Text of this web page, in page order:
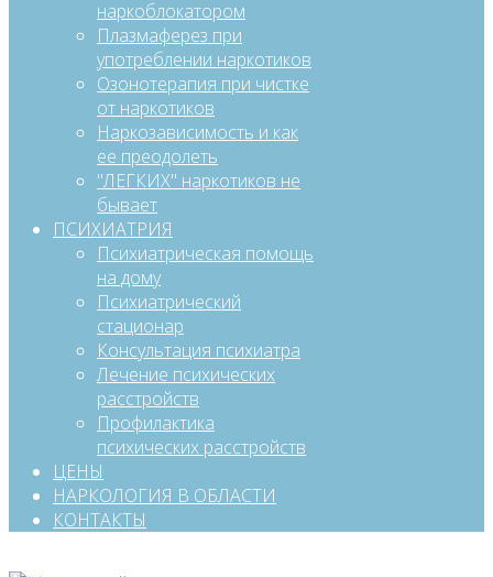
наркоблокатором
Плазмаферез при
употреблении наркотиков
Озонотерапия при чистке
от наркотиков
Наркозависимость и как
ее преодолеть
"ЛЕГКИХ" наркотиков не
бывает
ПСИХИАТРИЯ
Психиатрическая помощь
на дому
Психиатрический
стационар
Консультация психиатра
Лечение психических
расстройств
Профилактика
психических расстройств
ЦЕНЫ
НАРКОЛОГИЯ В ОБЛАСТИ
КОНТАКТЫ